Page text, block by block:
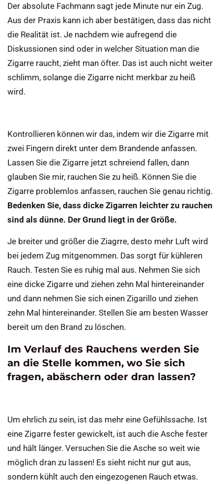
Der absolute Fachmann sagt jede Minute nur ein Zug.
Aus der Praxis kann ich aber bestätigen, dass das nicht
die Realität ist. Je nachdem wie aufregend die
Diskussionen sind oder in welcher Situation man die
Zigarre raucht, zieht man öfter. Das ist auch nicht weiter
schlimm, solange die Zigarre nicht merkbar zu heiß
wird.
Kontrollieren können wir das, indem wir die Zigarre mit
zwei Fingern direkt unter dem Brandende anfassen.
Lassen Sie die Zigarre jetzt schreiend fallen, dann
glauben Sie mir, rauchen Sie zu heiß. Können Sie die
Zigarre problemlos anfassen, rauchen Sie genau richtig.
Bedenken Sie, dass dicke Zigarren leichter zu rauchen
sind als dünne. Der Grund liegt in der Größe.
Je breiter und größer die Ziagrre, desto mehr Luft wird
bei jedem Zug mitgenommen. Das sorgt für kühleren
Rauch. Testen Sie es ruhig mal aus. Nehmen Sie sich
eine dicke Zigarre und ziehen zehn Mal hintereinander
und dann nehmen Sie sich einen Zigarillo und ziehen
zehn Mal hintereinander. Stellen Sie am besten Wasser
bereit um den Brand zu löschen.
Im Verlauf des Rauchens werden Sie
an die Stelle kommen, wo Sie sich
fragen, abäschern oder dran lassen?
Um ehrlich zu sein, ist das mehr eine Gefühlssache. Ist
eine Zigarre fester gewickelt, ist auch die Asche fester
und hält länger. Versuchen Sie die Asche so weit wie
möglich dran zu lassen! Es sieht nicht nur gut aus,
sondern kühlt auch den eingezogenen Rauch etwas.